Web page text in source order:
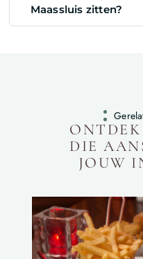
Maassluis zitten?
DIE
JOUW